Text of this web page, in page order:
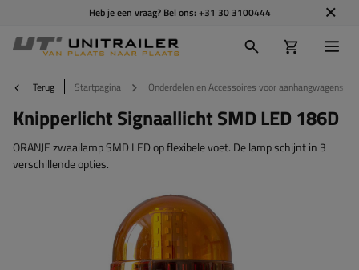
Heb je een vraag? Bel ons: +31 30 3100444
Terug Startpagina Onderdelen en Accessoires voor aanhangwagens
Knipperlicht Signaallicht SMD LED 186D
ORANJE zwaailamp SMD LED op flexibele voet. De lamp schijnt in 3
verschillende opties.